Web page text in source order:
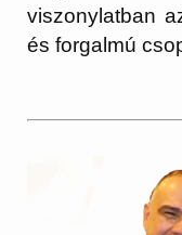
viszonylatban
és forgalmú